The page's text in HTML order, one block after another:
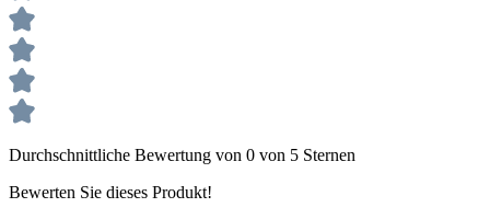
Durchschnittliche Bewertung von 0 von 5 Sternen
Bewerten Sie dieses Produkt!